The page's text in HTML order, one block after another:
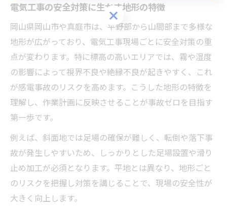
電気工事の安全対策に生かす地形の特徴
岡山県岡山市や真庭市は、平野部から山間部まで多様な
地形が広がっており、電気工事現場ごとに安全対策の重
点が変わります。特に標高の高いエリアでは、霧や湿度
の影響によって視界不良や絶縁不良が起きやすく、これ
が感電事故のリスクを高めます。こうした地形の特徴を
理解し、作業計画に反映させることが事故ゼロを目指す
第一歩です。
例えば、斜面地では足場の確保が難しく、転倒や落下事
故が発生しやすいため、しっかりとした足場設置や滑り
止め加工が必須となります。平地とは異なり、地形ごと
のリスクを把握し対策を講じることで、現場の安全性が
大きく向上します。
お問い合わせはこちら